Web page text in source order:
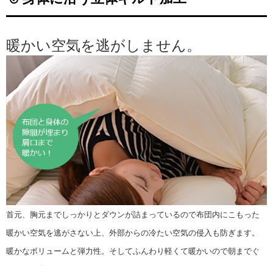
暖かい空気を逃がしません。
首元、胸元までしっかりとダウンが詰まっているので布団内にこもった
暖かい空気を逃がさない上、外部からの冷たい空気の侵入も防ぎます。
暖かなボリュームと弾力性。 そしてふんわり軽くて暖かいので朝までぐ